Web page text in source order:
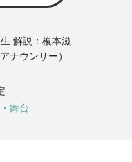
解説：榎本滋
ナウンサー）
舞台